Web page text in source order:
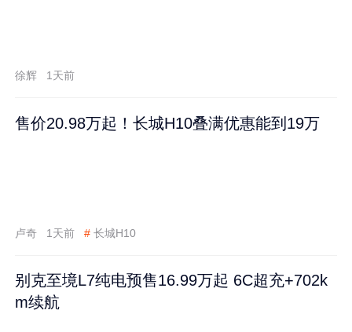
徐辉 1天前
售价20.98万起！长城H10叠满优惠能到19万
卢奇 1天前 # 长城H10
别克至境L7纯电预售16.99万起 6C超充+702k
m续航